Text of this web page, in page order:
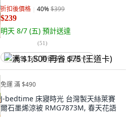
折扣後價格 40%$399
$239
明天 8/7 (五) 預計送達
(51)
满 $1,500 再省 $75 (王道卡)
免運 滿 $490
J-bedtime 床寢時光 台灣製天絲萊賽
爾石墨烯涼被 RMG7873M, 春天花語